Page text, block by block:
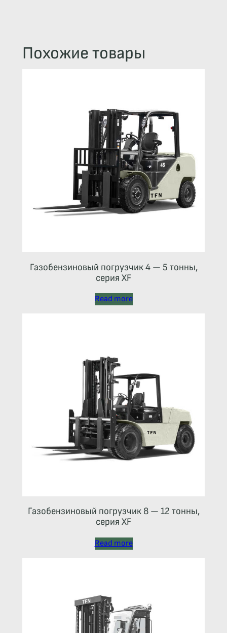
Похожие товары
Газобензиновый погрузчик 4 — 5 тонны,
серия XF
Read more
Газобензиновый погрузчик 8 — 12 тонны,
серия XF
Read more